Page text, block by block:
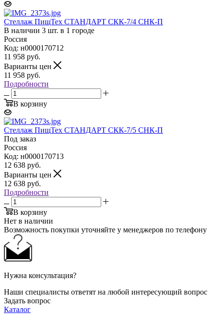
Стеллаж ПищТех СТАНДАРТ СКК-7/4 СНК-П
В наличии 3 шт. в 1 городе
Россия
Код: н0000170712
11 958 руб.
Варианты цен
11 958 руб.
Подробности
В корзину
Стеллаж ПищТех СТАНДАРТ СКК-7/5 СНК-П
Под заказ
Россия
Код: н0000170713
12 638 руб.
Варианты цен
12 638 руб.
Подробности
В корзину
Нет в наличии
Возможность покупки уточняйте у менеджеров по телефону
Нужна консультация?
Наши специалисты ответят на любой интересующий вопрос
Задать вопрос
Каталог